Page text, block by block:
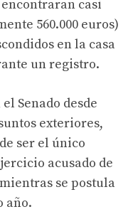
casi
560.000 euros)
en la casa
un registro.
Senado desde
exteriores,
ser el único
acusado de
se postula
año.